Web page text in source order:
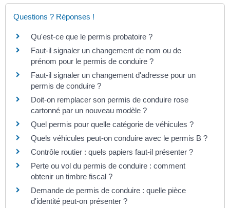
Questions ? Réponses !
Qu'est-ce que le permis probatoire ?
Faut-il signaler un changement de nom ou de
prénom pour le permis de conduire ?
Faut-il signaler un changement d'adresse pour un
permis de conduire ?
Doit-on remplacer son permis de conduire rose
cartonné par un nouveau modèle ?
Quel permis pour quelle catégorie de véhicules ?
Quels véhicules peut-on conduire avec le permis B ?
Contrôle routier : quels papiers faut-il présenter ?
Perte ou vol du permis de conduire : comment
obtenir un timbre fiscal ?
Demande de permis de conduire : quelle pièce
d'identité peut-on présenter ?